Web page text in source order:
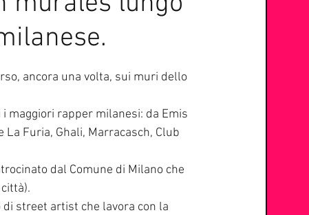
Arte REPORT
RADIO
ancora una volta, sui muri dello
maggiori rapper milanesi: da Emis
Furia, Ghali, Marracasch, Club
dal Comune di Milano che
street artist che lavora con la